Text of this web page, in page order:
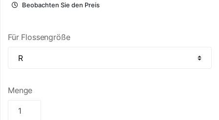
Beobachten Sie den Preis
Für Flossengröße
Menge